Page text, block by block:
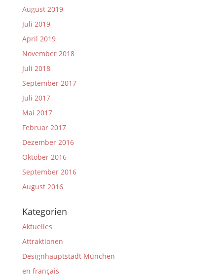
August 2019
Juli 2019
April 2019
November 2018
Juli 2018
September 2017
Juli 2017
Mai 2017
Februar 2017
Dezember 2016
Oktober 2016
September 2016
August 2016
Kategorien
Aktuelles
Attraktionen
Designhauptstadt München
en français